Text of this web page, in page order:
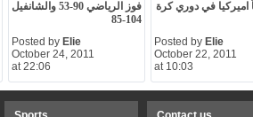
فوز الرياضي 90-53 والشانفيل
104-85
Posted by Elie
October 24, 2011
at 22:06
اميركيا في دوري كرة
Posted by Elie
October 22, 2011
at 10:03